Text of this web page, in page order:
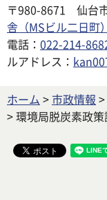
〒980-8671 仙台
舎（MSビル二日町）
電話： 022-214-
ルアドレス：
ホーム >市政情報 >
> 環境局脱炭素政